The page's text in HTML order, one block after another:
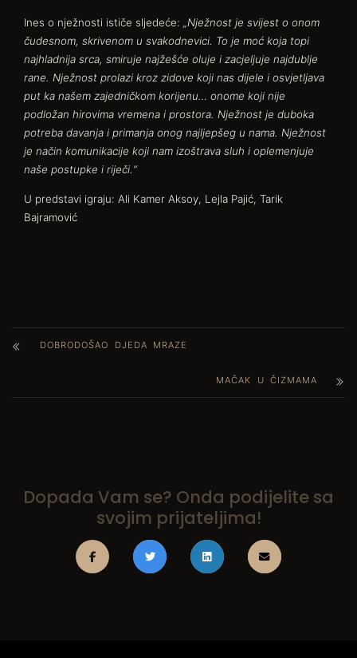
Ines o nježnosti ističe sljedeće: „Nježnost je svijest o onom
čudesnom, skrivenom u svakodnevici. To je moć koja topi
najhladnija srca, smiruje najžešće oluje i zacjeljuje najdublje
rane. Nježnost prolazi kroz zidove koji nas dijele i osvjetljava
put ka našem zajedničkom korijenu… onome koji nije
podložan hirovima vremena i prostora. Nježnost je duboka
potreba davanja i primanja onog najljepšeg u nama. Nježnost
je način komunikacije koji nam izoštrava sluh i oplemenjuje
naše postupke i riječi.“
U predstavi igraju: Ali Kamer Aksoy, Lejla Pajić, Tarik
Bajramović
DOBRODOŠAO DJEDA MRAZE
MAČAK U ČIZMAMA
Dopada Vam se? Onda podijelite sa
svojim prijateljima!